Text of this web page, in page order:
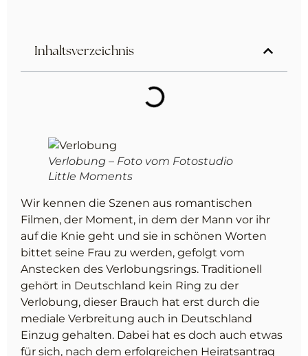
Inhaltsverzeichnis
Verlobung – Foto vom Fotostudio
Little Moments
Wir kennen die Szenen aus romantischen
Filmen, der Moment, in dem der Mann vor ihr
auf die Knie geht und sie in schönen Worten
bittet seine Frau zu werden, gefolgt vom
Anstecken des Verlobungsrings. Traditionell
gehört in Deutschland kein Ring zu der
Verlobung, dieser Brauch hat erst durch die
mediale Verbreitung auch in Deutschland
Einzug gehalten. Dabei hat es doch auch etwas
für sich, nach dem erfolgreichen Heiratsantrag